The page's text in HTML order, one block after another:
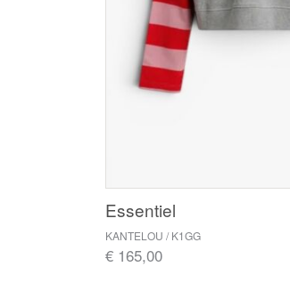
Essentiel
KANTELOU / K1GG
€ 165,00